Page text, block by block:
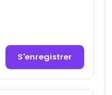
S'enregistrer